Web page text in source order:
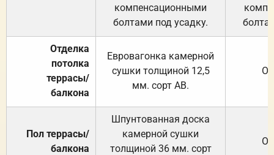
компенсационными
болтами под усадку.
Отделка
потолка
террасы/
балкона
Евровагонка камерной
сушки толщиной 12,5
мм. сорт АВ.
Пол террасы/
балкона
Шпунтованная доска
камерной сушки
толщиной 36 мм. сорт